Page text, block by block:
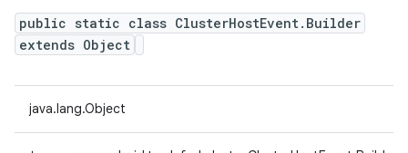
public static class ClusterHostEvent.Builder
extends Object
java.lang.Object